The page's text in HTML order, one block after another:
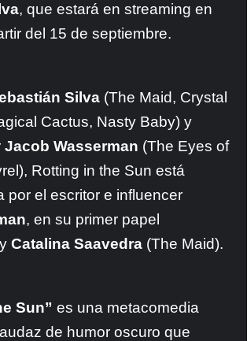
, que estará en streaming en
del 15 de septiembre.
Silva (The Maid, Crystal
Cactus, Nasty Baby) y
Jacob Wasserman (The Eyes of
Rotting in the Sun está
por el escritor e influencer
, en su primer papel
Catalina Saavedra (The Maid).
Sun” es una metacomedia
de humor oscuro que